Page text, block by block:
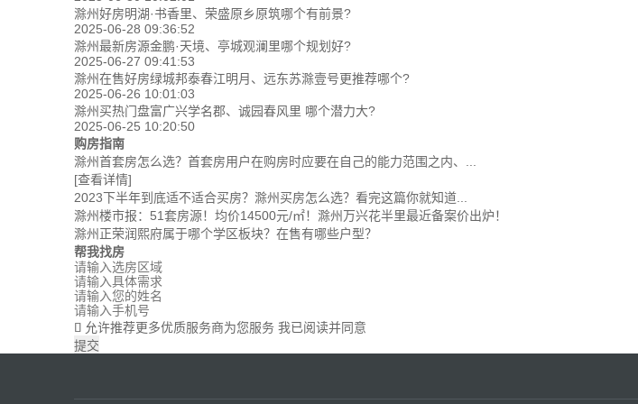
滁州好房明湖·书香里、荣盛原乡原筑哪个有前景?
2025-06-28 09:36:52
滁州最新房源金鹏·天境、亭城观澜里哪个规划好?
2025-06-27 09:41:53
滁州在售好房绿城邦泰春江明月、远东苏滁壹号更推荐哪个?
2025-06-26 10:01:03
滁州买热门盘富广兴学名郡、诚园春风里 哪个潜力大?
2025-06-25 10:20:50
购房指南
滁州首套房怎么选？首套房用户在购房时应要在自己的能力范围之内、...
[查看详情]
2023下半年到底适不适合买房？滁州买房怎么选？看完这篇你就知道...
滁州楼市报：51套房源！均价14500元/㎡！滁州万兴花半里最近备案价出炉！
滁州正荣润熙府属于哪个学区板块？在售有哪些户型？
帮我找房
 允许推荐更多优质服务商为您服务 我已阅读并同意
提交